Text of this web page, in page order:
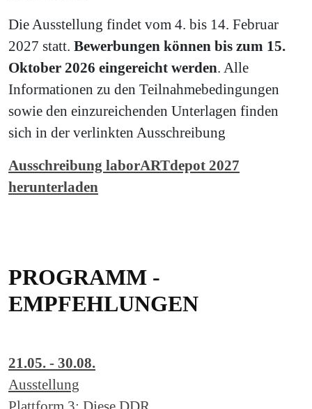
Die Ausstellung findet vom 4. bis 14. Februar
2027 statt. Bewerbungen können bis zum 15.
Oktober 2026 eingereicht werden . Alle
Informationen zu den Teilnahmebedingungen
sowie den einzureichenden Unterlagen finden
sich in der verlinkten Ausschreibung
Ausschreibung laborARTdepot 2027
herunterladen
PROGRAMM -
EMPFEHLUNGEN
21.05. - 30.08.
Ausstellung
Plattform 3: Diese DDR